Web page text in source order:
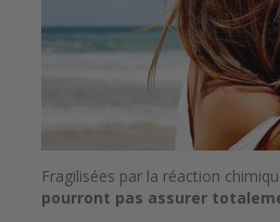
Fragilisées par la réaction
pourront pas assurer